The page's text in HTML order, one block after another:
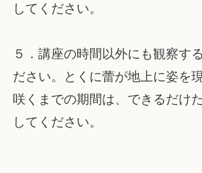
してください。
５ ．講座の時間以外にも観察す
ださい。とくに蕾が地上に姿を
咲くまでの期間は、できるだけ
してください。